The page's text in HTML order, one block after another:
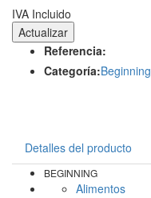
IVA Incluido
Referencia:
Categoría:Beginning
Detalles del producto
BEGINNING
Alimentos